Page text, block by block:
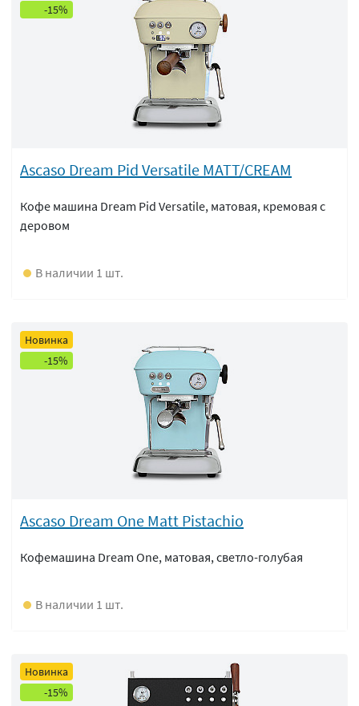
-15%
Ascaso Dream Pid Versatile MATT/CREAM
Кофе машина Dream Pid Versatile, матовая, кремовая с
деровом
В наличии 1 шт.
Новинка
-15%
Ascaso Dream One Matt Pistachio
Кофемашина Dream One, матовая, светло-голубая
В наличии 1 шт.
Новинка
-15%